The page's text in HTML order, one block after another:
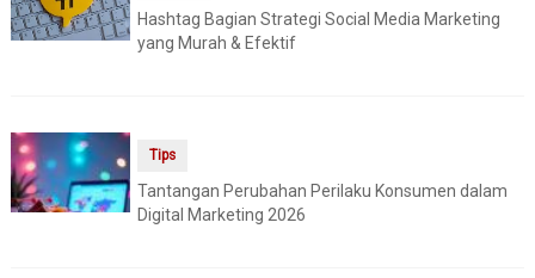
Hashtag Bagian Strategi Social Media Marketing
yang Murah & Efektif
Tips
Tantangan Perubahan Perilaku Konsumen dalam
Digital Marketing 2026